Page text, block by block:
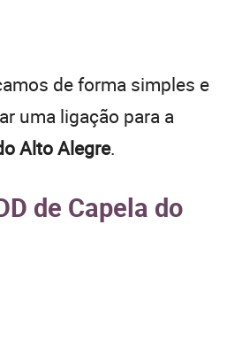
de forma simples e
uma ligação para a
Alto Alegre.
de Capela do